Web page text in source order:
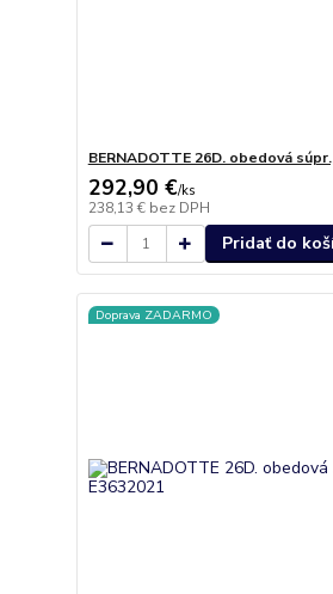
BERNADOTTE 26D. obedová
292,90 €/ks
238,13 € bez DPH
Pridať do
Doprava ZADARMO